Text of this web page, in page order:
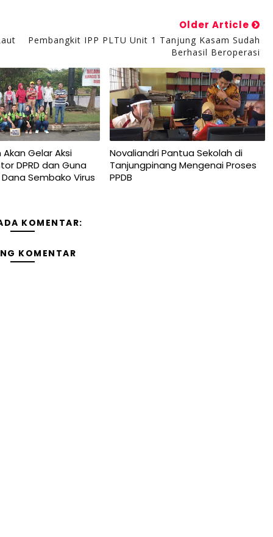
Older Article
Pembangkit IPP PLTU Unit 1 Tanjung Kasam Sudah
Berhasil Beroperasi
Gelar Aksi
DPRD dan Guna
Sembako Virus
Novaliandri Pantua Sekolah di
Tanjungpinang Mengenai Proses
PPDB
KOMENTAR:
KOMENTAR